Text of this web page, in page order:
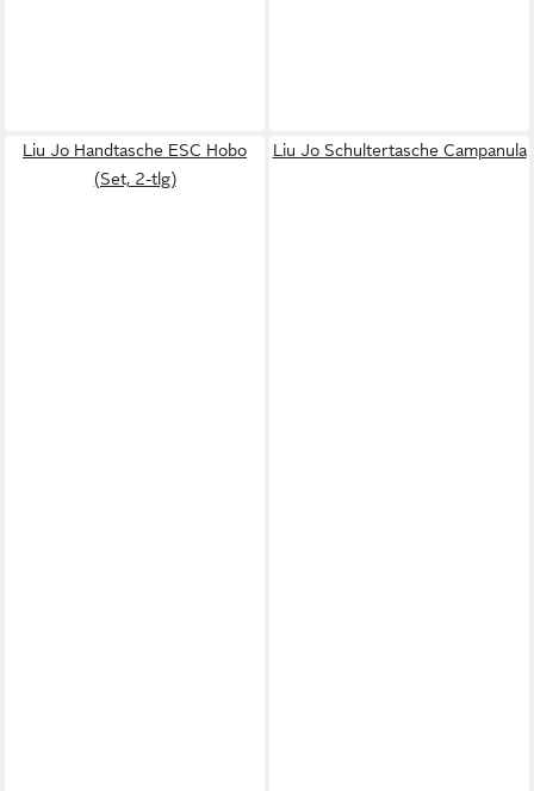
Liu Jo Handtasche ESC Hobo
(Set, 2-tlg)
Liu Jo Schultertasche Campanula